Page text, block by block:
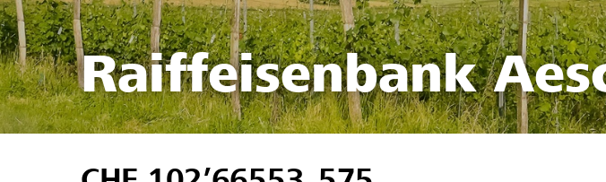
Raiffeisenbank